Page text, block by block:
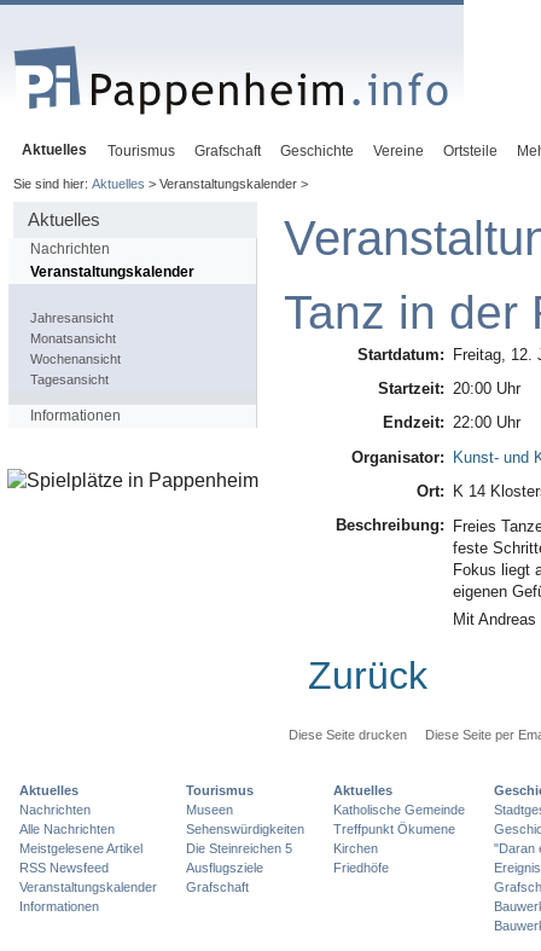
Aktuelles Tourismus Grafschaft Geschichte Vereine Ortsteile
Sie sind hier: Aktuelles > Veranstaltungskalender >
Aktuelles
Nachrichten
Veranstaltungskalender
Jahresansicht
Monatsansicht
Wochenansicht
Tagesansicht
Informationen
Tanz in der
Startdatum:
Freitag, 12.
Startzeit: 20:00 Uhr
Endzeit: 22:00 Uhr
Organisator: Kunst- und
Ort:
K 14
Beschreibung:
Freies
feste
Fokus liegt
eigenen
Mit Andreas
Zurück
Diese Seite drucken Diese Seite per
Aktuelles
Nachrichten
Alle Nachrichten
Meistgelesene Artikel
RSS Newsfeed
Veranstaltungskalender
Informationen
Tourismus
Museen
Sehenswürdigkeiten
Die Steinreichen 5
Ausflugsziele
Grafschaft
Aktuelles
Katholische Gemeinde
Treffpunkt Ökumene
Kirchen
Friedhöfe
"Daran